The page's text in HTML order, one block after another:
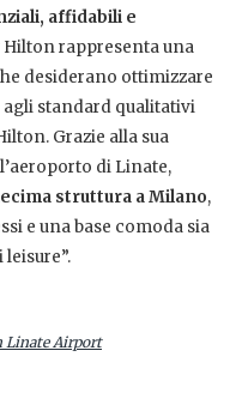
affidabili e
Hilton rappresenta una
desiderano ottimizzare
standard qualitativi
Grazie alla sua
di Linate,
struttura a Milano,
e una base comoda sia
Linate Airport